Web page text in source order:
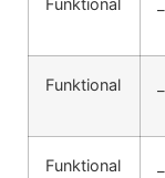
Funktional
Funktional
Funktional